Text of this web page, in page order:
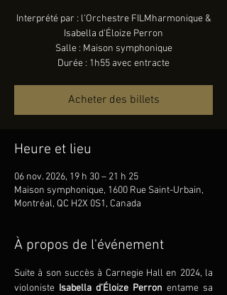
Interprété par : l'Orchestre FILMharmonique &
Isabella d'Éloize Perron
Salle : Maison symphonique
Durée : 1h55 avec entracte
Acheter des billets
Heure et lieu
06 nov. 2026, 19 h 30 – 21 h 25
Maison symphonique, 1600 Rue Saint-Urbain,
Montréal, QC H2X 0S1, Canada
À propos de l'événement
Suite à son succès à Carnegie Hall en 2024, la
violoniste Isabella d’Éloize Perron entame sa